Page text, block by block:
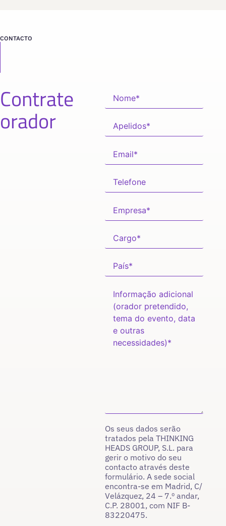
CONTACTO
Contrate
orador
Os seus dados serão
tratados pela THINKING
HEADS GROUP, S.L. para
gerir o motivo do seu
contacto através deste
formulário. A sede social
encontra-se em Madrid, C/
Velázquez, 24 – 7.º andar,
C.P. 28001, com NIF B-
83220475.